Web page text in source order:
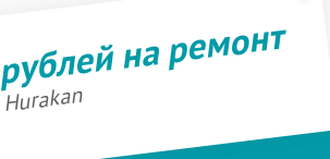
на ремонт